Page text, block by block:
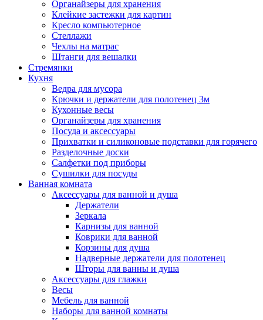
Органайзеры для хранения
Клейкие застежки для картин
Кресло компьютерное
Стеллажи
Чехлы на матрас
Штанги для вешалки
Стремянки
Кухня
Ведра для мусора
Крючки и держатели для полотенец 3м
Кухонные весы
Органайзеры для хранения
Посуда и аксессуары
Прихватки и силиконовые подставки для горячего
Разделочные доски
Салфетки под приборы
Сушилки для посуды
Ванная комната
Аксессуары для ванной и душа
Держатели
Зеркала
Карнизы для ванной
Коврики для ванной
Корзины для душа
Надверные держатели для полотенец
Шторы для ванны и душа
Аксессуары для глажки
Весы
Мебель для ванной
Наборы для ванной комнаты